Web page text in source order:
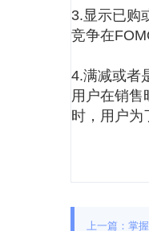
3.显示已购
竞争在
4.满减或者
用户在销
时，用户为
上一篇：掌